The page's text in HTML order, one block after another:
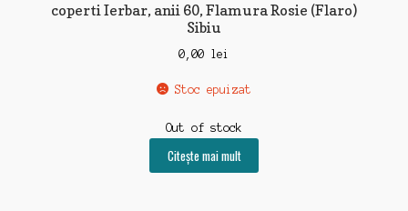
coperti Ierbar, anii 60, Flamura Rosie (Flaro)
Sibiu
0,00 lei
Stoc epuizat
Out of stock
Citește mai mult